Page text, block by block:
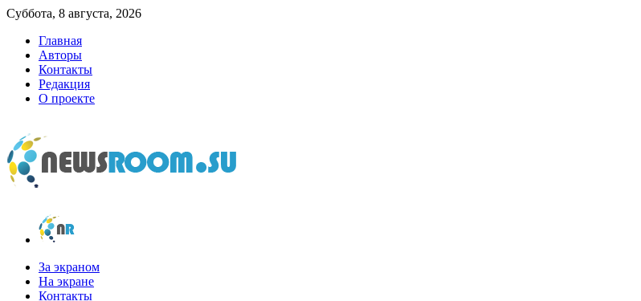
Суббота, 8 августа, 2026
Главная
Авторы
Контакты
Редакция
О проекте
newsroom.su
Новости о новостях
За экраном
На экране
Контакты